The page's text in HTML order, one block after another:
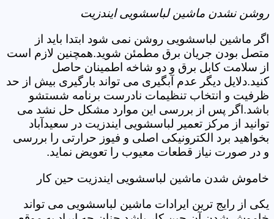
روشن نشدن ماشین لباسشویی ایندزیت
اگر ماشین لباسشویی روشن نمی شود ابتدا باید از
متصل بودن جریان برق مطمئن شوید.همچنین لازم است
از سلامت کابل برق و دو شاخه اطمینان حاصل
کنید.دلایل دیگر عدم آبگیری می تواند بارگیری بیش از حد
ظرفیت و انتخاب تنظیمات نادرست برنامه شستشو
باشد.اگر پس از بررسی این موارد مشکل حل نشد می
توانید از مرکز تعمیر لباسشویی ایندزیت در سعیدآباد
بخواهید برد الکترونیکی اصلی و فیوز حرارتی را بررسی
و در صورت نیاز قطعات معیوب را تعویض نماید.
خاموش شدن ماشین لباسشویی ایندزیت حین کار
یکی از رایج ترین ایرادات ماشین لباسشویی می تواند